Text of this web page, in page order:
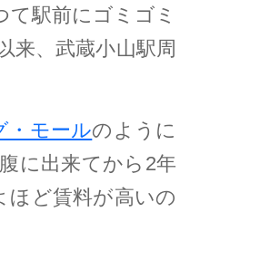
駅前にゴミゴミ
来、武蔵小山駅周
・モールのように
に出来てから2年
ほど賃料が高いの